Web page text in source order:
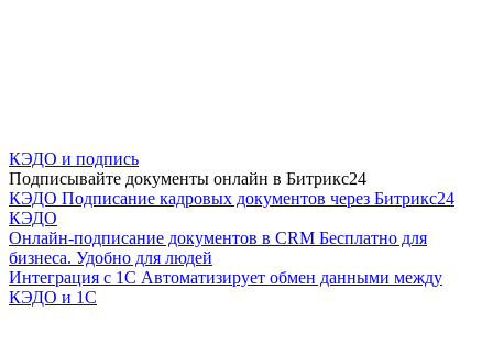
КЭДО и подпись
Подписывайте документы онлайн в Битрикс24
КЭДО Подписание кадровых документов через Битрикс24
КЭДО
Онлайн-подписание документов в CRM Бесплатно для
бизнеса. Удобно для людей
Интеграция с 1С Автоматизирует обмен данными между
КЭДО и 1С